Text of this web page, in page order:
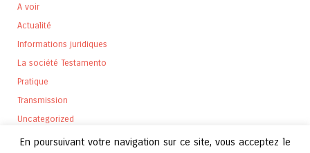
A voir
Actualité
Informations juridiques
La société Testamento
Pratique
Transmission
Uncategorized
En poursuivant votre navigation sur ce site, vous acceptez le